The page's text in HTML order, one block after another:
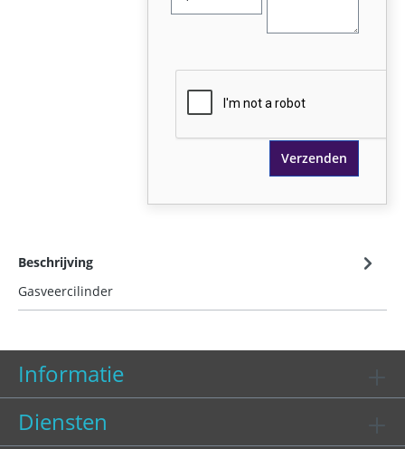
Verzenden
Beschrijving
Gasveercilinder
Informatie
Diensten